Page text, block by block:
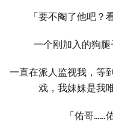
「要不阉了他吧？
一个刚加入的狗腿
一直在派人监视我，等
戏，我妹妹是我
「佑哥……